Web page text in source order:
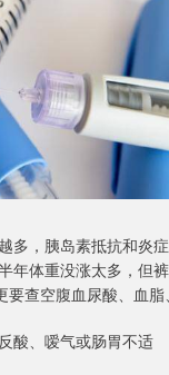
多，胰岛素抵抗和炎
年体重没涨太多，但
要查空腹血尿酸、血脂
酸、嗳气或肠胃不适